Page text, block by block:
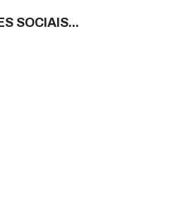
SOCIAIS...